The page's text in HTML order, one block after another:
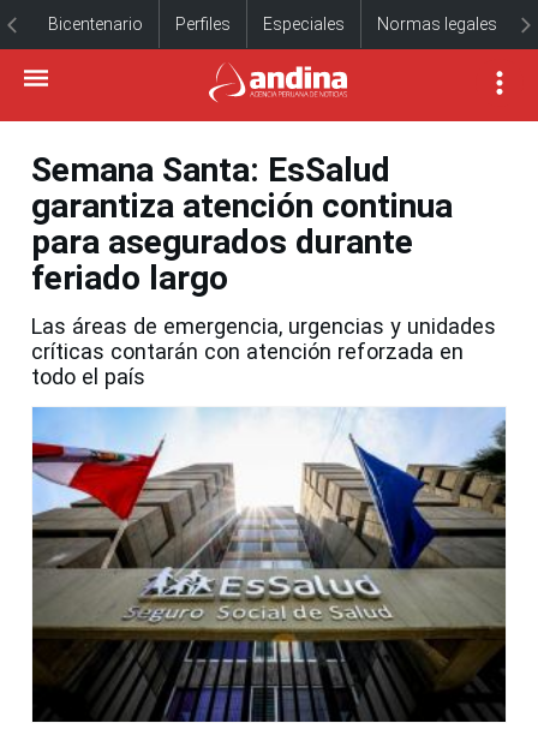
Bicentenario Perfiles Especiales Normas legales
Semana Santa: EsSalud
garantiza atención continua
para asegurados durante
feriado largo
Las áreas de emergencia, urgencias y unidades
críticas contarán con atención reforzada en
todo el país